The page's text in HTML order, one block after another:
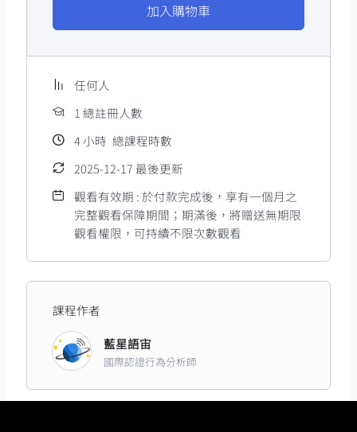
加入購物車
任何人
1 總註冊人數
4小時 總課程時數
2025-12-17 最後更新
觀看有效期 : 於付款完成後，享有一個月之
完整觀看保障期間；期滿後，將贈送無期限
觀看權限，可持續不限次數觀看
課程作者
藍星語宙
國際認證行為分析師